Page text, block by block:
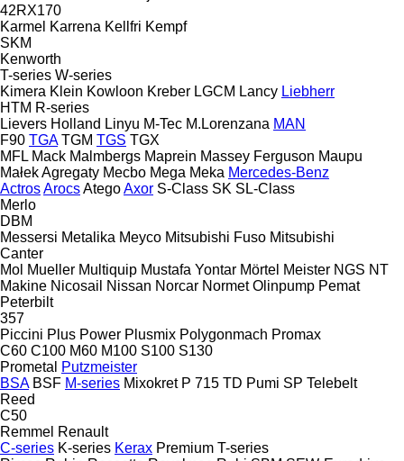
42RX170
Karmel Karrena Kellfri Kempf
SKM
Kenworth
T-series W-series
Kimera Klein Kowloon Kreber LGCM Lancy Liebherr
HTM R-series
Lievers Holland Linyu M-Tec M.Lorenzana MAN
F90 TGA TGM TGS TGX
MFL Mack Malmbergs Maprein Massey Ferguson Maupu
Małek Agregaty Mecbo Mega Meka Mercedes-Benz
ActrosArocsAtegoAxor S-Class SK SL-Class
Merlo
DBM
Messersi Metalika Meyco Mitsubishi Fuso Mitsubishi
Canter
Mol Mueller Multiquip Mustafa Yontar Mörtel Meister NGS NT
Makine Nicosail Nissan Norcar Normet Olinpump Pemat
Peterbilt
357
Piccini Plus Power Plusmix Polygonmach Promax
C60 C100 M60 M100 S100 S130
Prometal
Putzmeister
BSA BSF M-series Mixokret P 715 TD Pumi SP Telebelt
Reed
C50
Remmel Renault
C-series K-series Kerax Premium T-series